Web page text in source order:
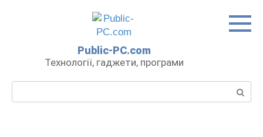
Public-PC.com
Технології, гаджети, програми